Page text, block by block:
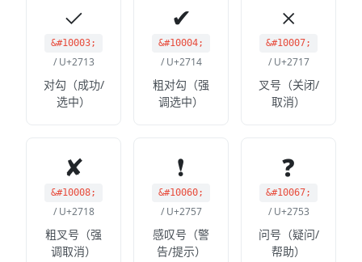
✓
&#10003;
/ U+2713
对勾（成功/
选中）
✔
&#10004;
/ U+2714
粗对勾（强
调选中）
✗
&#10007;
/ U+2717
叉号（关闭/
取消）
✘
&#10008;
/ U+2718
粗叉号（强
调取消）
❗
&#10060;
/ U+2757
感叹号（警
告/提示）
❓
&#10067;
/ U+2753
问号（疑问/
帮助）